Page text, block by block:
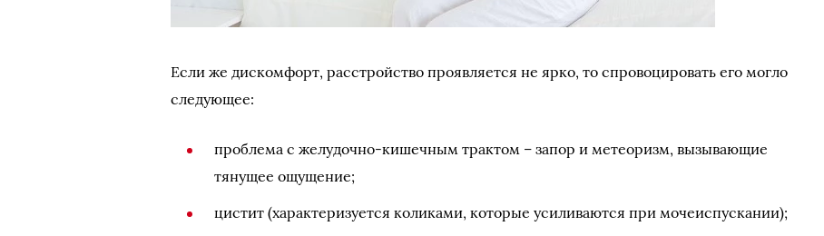
Если же дискомфорт, расстройство проявляется не ярко, то спровоцировать его могло
следующее:
проблема с желудочно-кишечным трактом – запор и метеоризм, вызывающие
тянущее ощущение;
цистит (характеризуется коликами, которые усиливаются при мочеиспускании);